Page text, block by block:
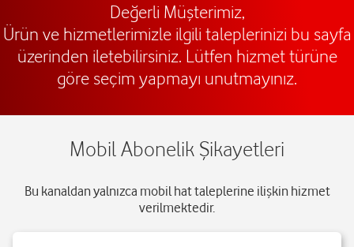
Değerli Müşterimiz,
Ürün ve hizmetlerimizle ilgili taleplerinizi bu sayfa
üzerinden iletebilirsiniz. Lütfen hizmet türüne
göre seçim yapmayı unutmayınız.
Mobil Abonelik Şikayetleri
Bu kanaldan yalnızca mobil hat taleplerine ilişkin hizmet
verilmektedir.